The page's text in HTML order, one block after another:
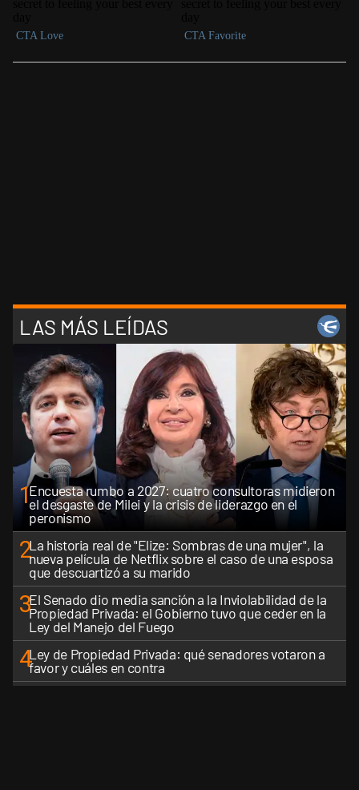
LAS MÁS LEÍDAS
1Encuesta rumbo a 2027: cuatro consultoras midieron
el desgaste de Milei y la crisis de liderazgo en el
peronismo
2La historia real de "Elize: Sombras de una mujer", la
nueva película de Netflix sobre el caso de una esposa
que descuartizó a su marido
3El Senado dio media sanción a la Inviolabilidad de la
Propiedad Privada: el Gobierno tuvo que ceder en la
Ley del Manejo del Fuego
4Ley de Propiedad Privada: qué senadores votaron a
favor y cuáles en contra